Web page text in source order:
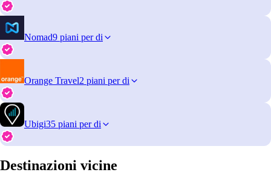
Nomad9 piani per di
Orange Travel2 piani per di
Ubigi35 piani per di
Destinazioni vicine